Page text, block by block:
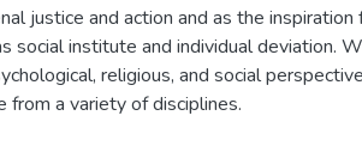
justice and action and as the
social institute and individual deviation.
religious, and social
a variety of disciplines.